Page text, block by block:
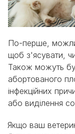
По-перше,
щоб з'ясувати,
Також можуть
абортованого
інфекційних
або виділення
Якщо ваш